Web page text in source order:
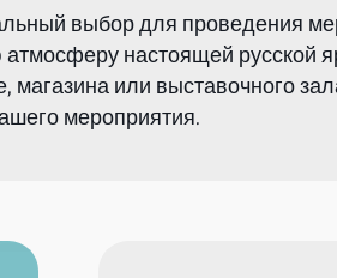
выбор для проведения
настоящей русской
или выставочного
мероприятия.